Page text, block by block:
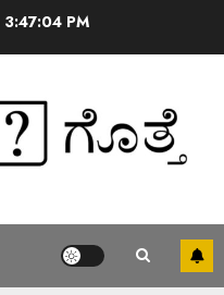
3:47:05 PM